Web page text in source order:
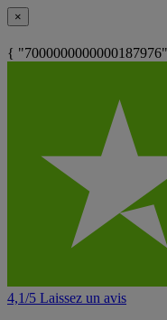
×
{
4,1/5 Laissez un avis